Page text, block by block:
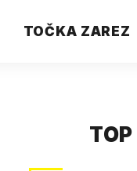
TOČKA ZAREZ